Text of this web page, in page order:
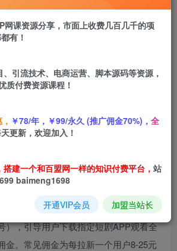
盟币9.9
免费
前未登录！建议登陆后购买，可保存购买订单
个月总收益2W+实操经验分享
辑短剧精彩片段发布到短视频平台（如
），引导用户下载指定短剧APP观看全
金。常见佣金为每拉新一个用户8-25元
网课资源分享，市面上收费几百几千的项
有！
引流技术、电商运营、脚本源码等资源，
质付费资源课程！
￥78/年，￥99/永久 (推广佣金70%)， 全
更新，欢迎加入！
建一个和百盟网一样的知识付费平台， 站
baimeng1698
开通VIP会员 加盟当站长